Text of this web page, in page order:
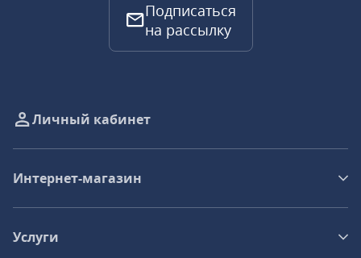
Подписаться
на рассылку
Личный кабинет
Интернет-магазин
Услуги